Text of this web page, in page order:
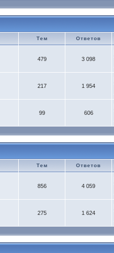
Тем Ответов
479 3 098
217 1 954
99 606
Тем Ответов
856 4 059
275 1 624